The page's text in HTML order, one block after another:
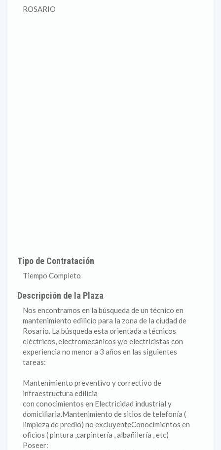
ROSARIO
Tipo de Contratación
Tiempo Completo
Descripción de la Plaza
Nos encontramos en la búsqueda de un técnico en
mantenimiento edilicio para la zona de la ciudad de
Rosario. La búsqueda esta orientada a técnicos
eléctricos, electromecánicos y/o electricistas con
experiencia no menor a 3 años en las siguientes
tareas:
Mantenimiento preventivo y correctivo de
infraestructura edilicia
con conocimientos en Electricidad industrial y
domiciliaria.Mantenimiento de sitios de telefonía (
limpieza de predio) no excluyenteConocimientos en
oficios ( pintura ,carpintería , albañilería , etc)
Poseer: